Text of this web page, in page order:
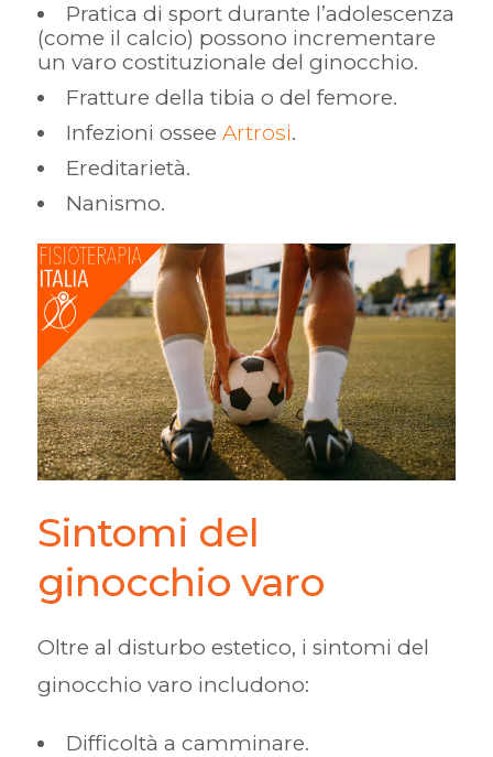
Pratica di sport durante l’adolescenza
(come il calcio) possono incrementare
un varo costituzionale del ginocchio.
Fratture della tibia o del femore.
Infezioni ossee Artrosi.
Ereditarietà.
Nanismo.
Sintomi del
ginocchio varo
Oltre al disturbo estetico, i sintomi del
ginocchio varo includono:
Difficoltà a camminare.